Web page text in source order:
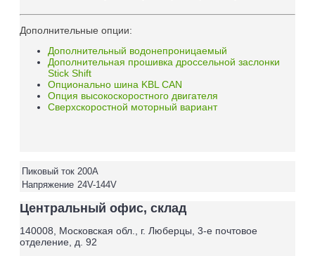
Дополнительные опции:
Дополнительный водонепроницаемый
Дополнительная прошивка дроссельной заслонки
Stick Shift
Опционально шина KBL CAN
Опция высокоскоростного двигателя
Сверхскоростной моторный вариант
Пиковый ток 200A
Напряжение 24V-144V
Центральный офис, склад
140008, Московская обл., г. Люберцы, 3-е почтовое
отделение, д. 92